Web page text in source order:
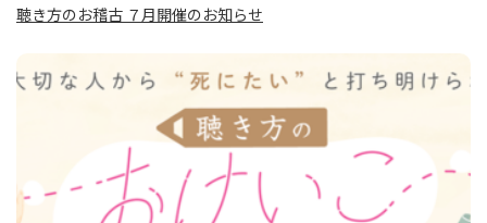
聴き方のお稽古 ７月開催のお知らせ